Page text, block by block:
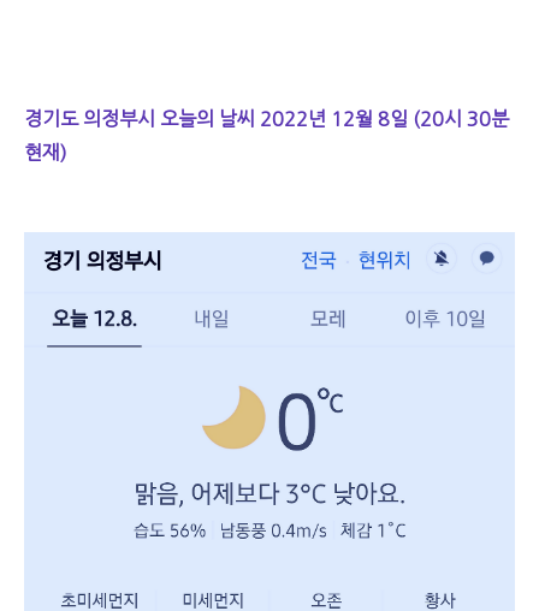
경기도 의정부시 오늘의 날씨 2022년 12월 8일 (20시 30분
현재)